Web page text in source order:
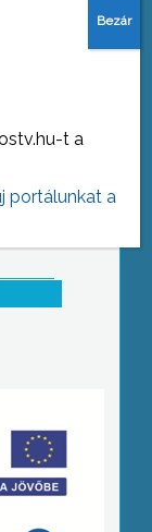
t a
portálunkat a